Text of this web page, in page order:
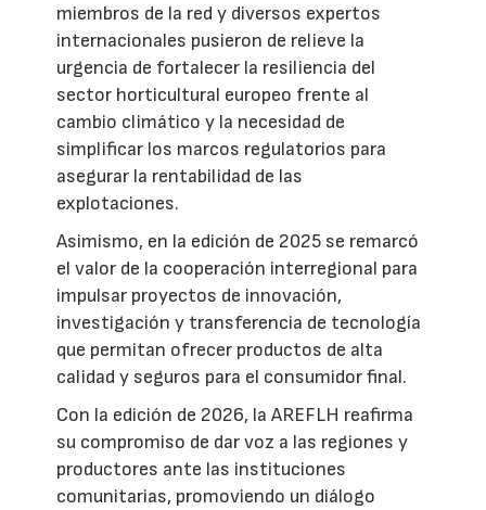
miembros de la red y diversos expertos
internacionales pusieron de relieve la
urgencia de fortalecer la resiliencia del
sector horticultural europeo frente al
cambio climático y la necesidad de
simplificar los marcos regulatorios para
asegurar la rentabilidad de las
explotaciones.
Asimismo, en la edición de 2025 se remarcó
el valor de la cooperación interregional para
impulsar proyectos de innovación,
investigación y transferencia de tecnología
que permitan ofrecer productos de alta
calidad y seguros para el consumidor final.
Con la edición de 2026, la AREFLH reafirma
su compromiso de dar voz a las regiones y
productores ante las instituciones
comunitarias, promoviendo un diálogo